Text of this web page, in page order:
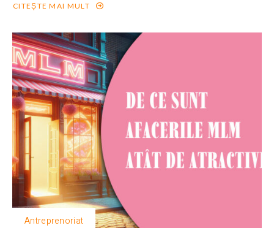
CITEȘTE MAI MULT
Antreprenoriat